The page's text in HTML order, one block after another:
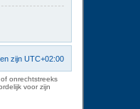
zijn UTC+02:00
onrechtstreeks
voor zijn